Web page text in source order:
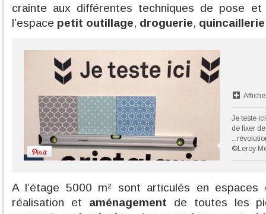
crainte aux différentes techniques de pose
l’espace petit outillage, droguerie, quincaillerie
Je teste
de fixer
©Leroy
A l’étage 5000 m² sont articulés en espaces
réalisation et aménagement de toutes les